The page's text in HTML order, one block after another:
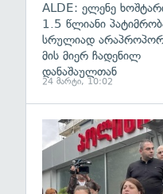
ALDE: ელენე
1.5 წლიანი
სრულიად
მის მიერ ჩადენილ
დანაშაულთან
24 მარტი, 10:02